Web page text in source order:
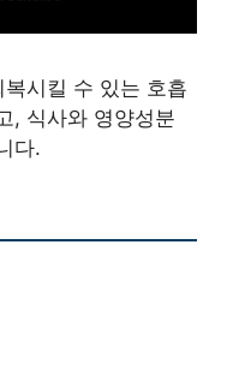
시킬 수 있는 호흡
, 식사와 영양성분
다.